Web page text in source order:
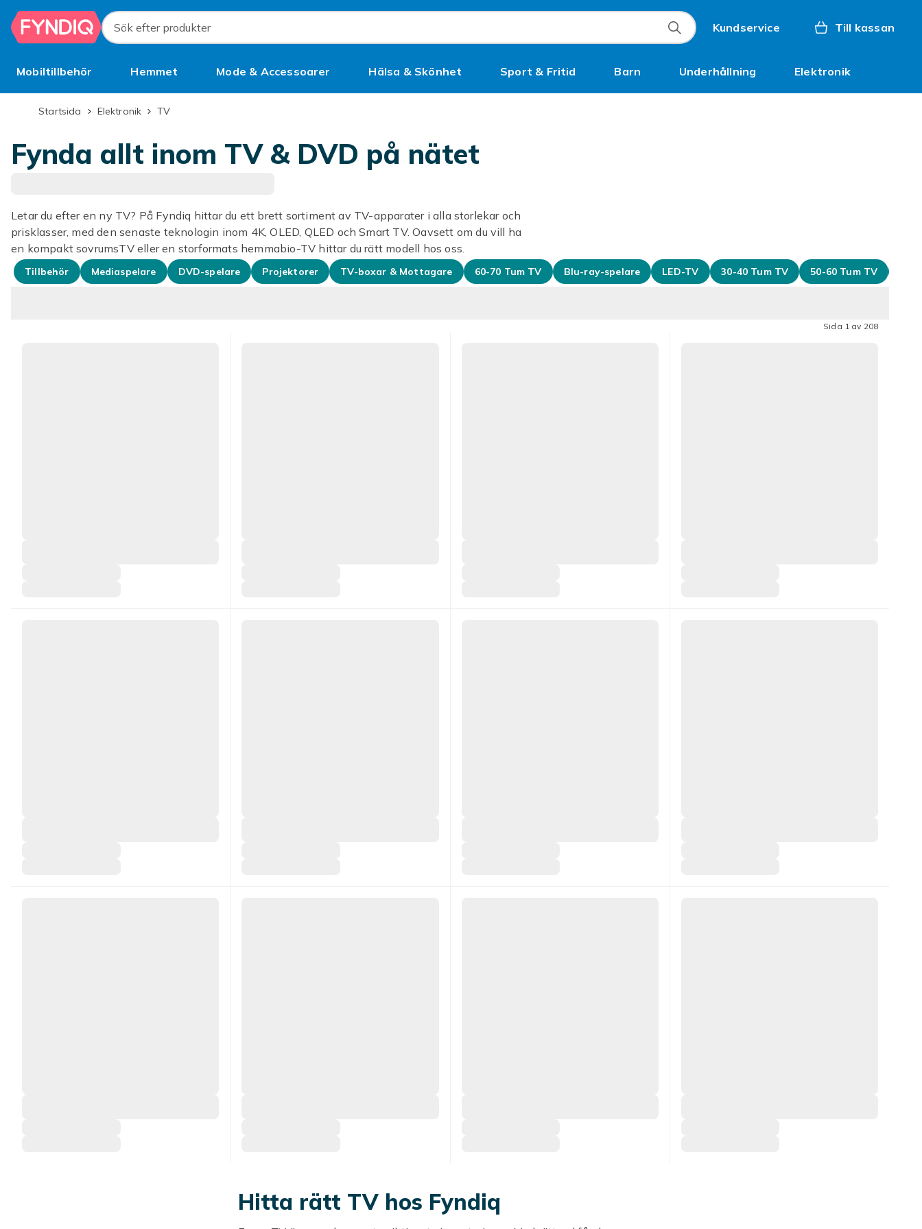
Hoppa till huvudinnehållet
Sök efter produkter
Kundservice Till kassan
Mobiltillbehör Hemmet Mode & Accessoarer Hälsa & Skönhet Sport & Fritid Barn Underhållning Elektronik
Bättre än begagnat
Startsida Elektronik TV
Fynda allt inom TV & DVD på nätet
Letar du efter en ny TV? På Fyndiq hittar du ett brett sortiment av TV-apparater i alla storlekar och
prisklasser, med den senaste teknologin inom 4K, OLED, QLED och Smart TV. Oavsett om du vill ha
en kompakt sovrumsTV eller en storformats hemmabio-TV hittar du rätt modell hos oss.
Tillbehör Mediaspelare DVD-spelare Projektorer TV-boxar & Mottagare 60-70 Tum TV Blu-ray-spelare LED-TV 30-40 Tum TV 50-60 Tum TV
Sida 1 av 208
Hitta rätt TV hos Fyndiq